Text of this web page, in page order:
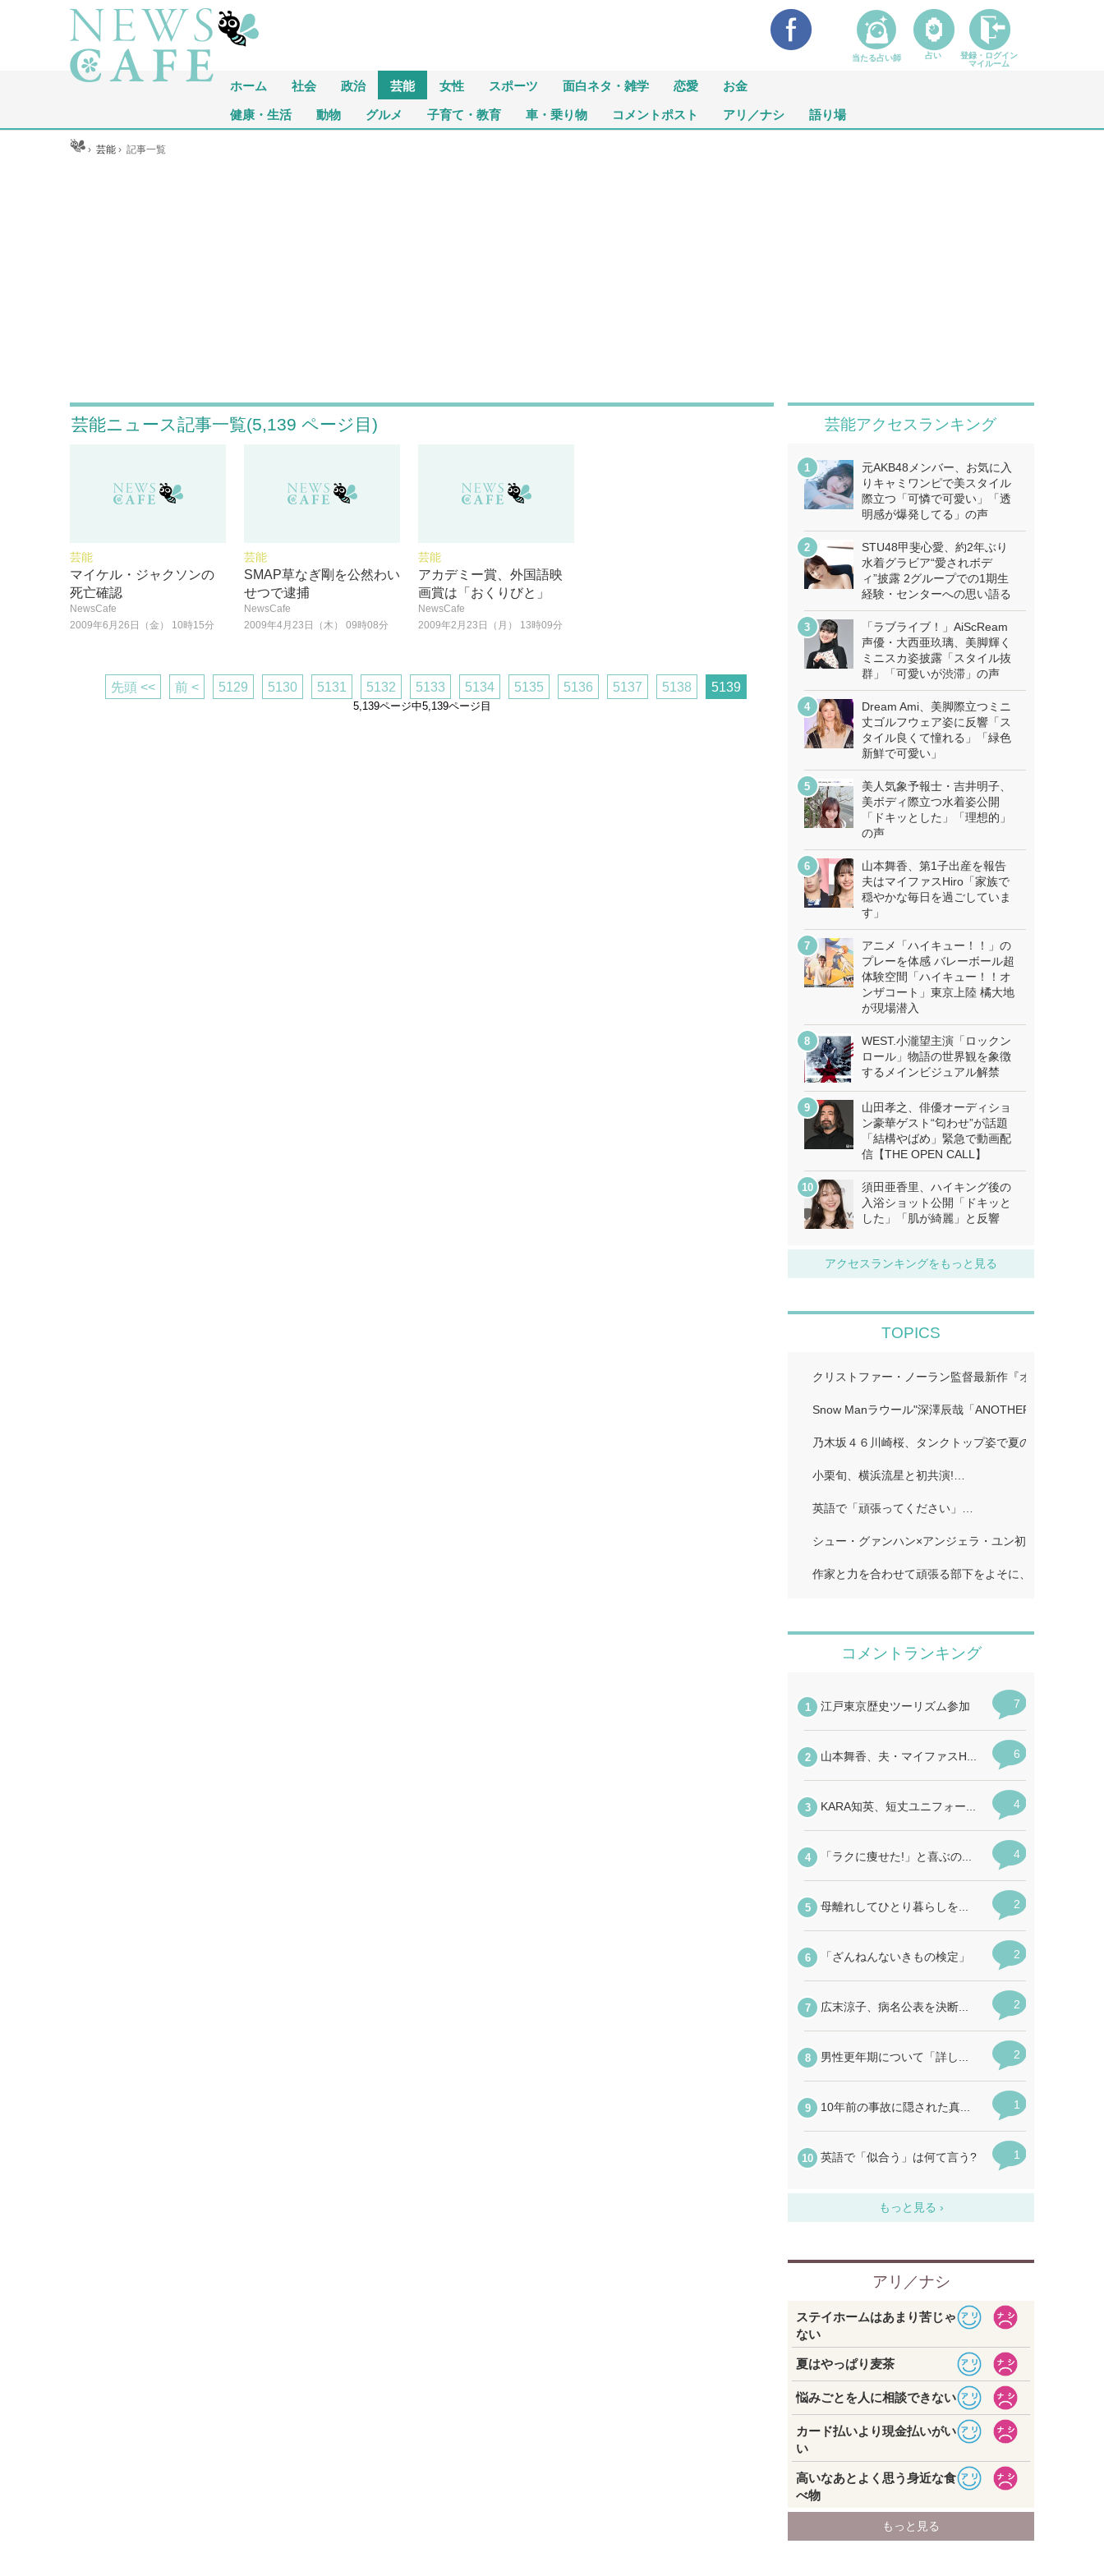
ホーム 社会 政治 芸能 女性 スポーツ 面白ネタ・雑学 恋愛 お金
健康・生活 動物 グルメ 子育て・教育 車・乗り物 コメントポスト アリ／ナシ 語り場
ホーム ›芸能 ›記事一覧
芸能ニュース記事一覧(5,139 ページ目)
芸能
マイケル・ジャクソンの
死亡確認
NewsCafe
2009年6月26日（金） 10時15分
芸能
SMAP草なぎ剛を公然わい
せつで逮捕
NewsCafe
2009年4月23日（木） 09時08分
芸能
アカデミー賞、外国語映
画賞は「おくりびと」
NewsCafe
2009年2月23日（月） 13時09分
先頭 << 前 < 5129 5130 5131 5132 5133 5134 5135 5136 5137 5138 5139
5,139ページ中5,139ページ目
芸能アクセスランキング
元AKB48メンバー、お気に入
りキャミワンピで美スタイル
際立つ「可憐で可愛い」「透
明感が爆発してる」の声
STU48甲斐心愛、約2年ぶり
水着グラビア“愛されボデ
ィ”披露 2グループでの1期生
経験・センターへの思い語る
「ラブライブ！」AiScReam
声優・大西亜玖璃、美脚輝く
ミニスカ姿披露「スタイル抜
群」「可愛いが渋滞」の声
Dream Ami、美脚際立つミニ
丈ゴルフウェア姿に反響「ス
タイル良くて憧れる」「緑色
新鮮で可愛い」
美人気象予報士・吉井明子、
美ボディ際立つ水着姿公開
「ドキッとした」「理想的」
の声
山本舞香、第1子出産を報告
夫はマイファスHiro「家族で
穏やかな毎日を過ごしていま
す」
アニメ「ハイキュー！！」の
プレーを体感 バレーボール超
体験空間「ハイキュー！！オ
ンザコート」東京上陸 橘大地
が現場潜入
WEST.小瀧望主演「ロックン
ロール」物語の世界観を象徴
するメインビジュアル解禁
山田孝之、俳優オーディショ
ン豪華ゲスト“匂わせ”が話題
「結構やばめ」緊急で動画配
信【THE OPEN CALL】
須田亜香里、ハイキング後の
入浴ショット公開「ドキッと
した」「肌が綺麗」と反響
アクセスランキングをもっと見る
TOPICS
クリストファー・ノーラン監督最新作『オデュッセイ
Snow Manラウール"深澤辰哉「ANOTHER SKY」…
乃木坂４６川崎桜、タンクトップ姿で夏のワンシーン
小栗旬、横浜流星と初共演!…
英語で「頑張ってください」…
シュー・グァンハン×アンジェラ・ユン初共演…
作家と力を合わせて頑張る部下をよそに、上司は陰で
当たる占い師 占い
登録・ログイン
マイルーム